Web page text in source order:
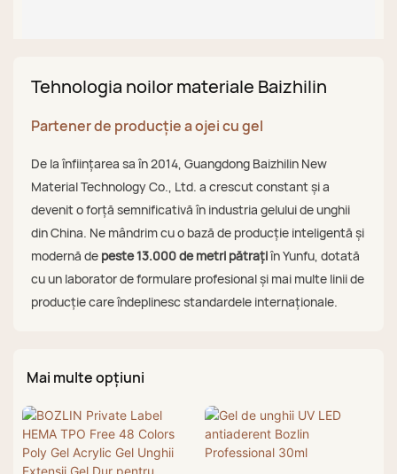
Tehnologia noilor materiale Baizhilin
Partener de producție a ojei cu gel
De la înființarea sa în 2014, Guangdong Baizhilin New
Material Technology Co., Ltd. a crescut constant și a
devenit o forță semnificativă în industria gelului de unghii
din China. Ne mândrim cu o bază de producție inteligentă și
modernă de peste 13.000 de metri pătrațiîn Yunfu, dotată
cu un laborator de formulare profesional și mai multe linii de
producție care îndeplinesc standardele internaționale.
Mai multe opțiuni